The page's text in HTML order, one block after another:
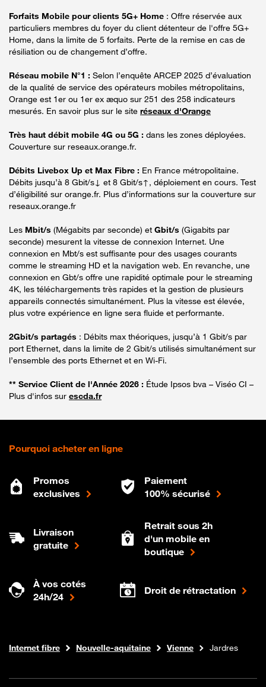
Forfaits Mobile pour clients 5G+ Home : Offre réservée aux
particuliers membres du foyer du client détenteur de l'offre 5G+
Home, dans la limite de 5 forfaits. Perte de la remise en cas de
résiliation ou de changement d’offre.
Réseau mobile N°1 : Selon l’enquête ARCEP 2025 d’évaluation
de la qualité de service des opérateurs mobiles métropolitains,
Orange est 1er ou 1er ex æquo sur 251 des 258 indicateurs
mesurés. En savoir plus sur le site réseaux d'Orange
Très haut débit mobile 4G ou 5G : dans les zones déployées.
Couverture sur reseaux.orange.fr.
Débits Livebox Up et Max Fibre : En France métropolitaine.
Débits jusqu’à 8 Gbit/s↓ et 8 Gbit/s↑, déploiement en cours. Test
d’éligibilité sur orange.fr. Plus d’informations sur la couverture sur
reseaux.orange.fr
Les Mbit/s (Mégabits par seconde) et Gbit/s (Gigabits par
seconde) mesurent la vitesse de connexion Internet. Une
connexion en Mbt/s est suffisante pour des usages courants
comme le streaming HD et la navigation web. En revanche, une
connexion en Gbt/s offre une rapidité optimale pour le streaming
4K, les téléchargements très rapides et la gestion de plusieurs
appareils connectés simultanément. Plus la vitesse est élevée,
plus votre expérience en ligne sera fluide et performante.
2Gbit/s partagés : Débits max théoriques, jusqu’à 1 Gbit/s par
port Ethernet, dans la limite de 2 Gbit/s utilisés simultanément sur
l’ensemble des ports Ethernet et en Wi-Fi.
** Service Client de l'Année 2026 : Étude Ipsos bva – Viséo CI –
Plus d'infos sur escda.fr
Pourquoi acheter en ligne
Promos
exclusives
Paiement
100% sécurisé
Livraison
gratuite
Retrait sous 2h
d'un mobile en
boutique
À vos cotés
24h/24
Droit de rétractation
Boutique Orange
Internet fibre Nouvelle-aquitaine Vienne Jardres